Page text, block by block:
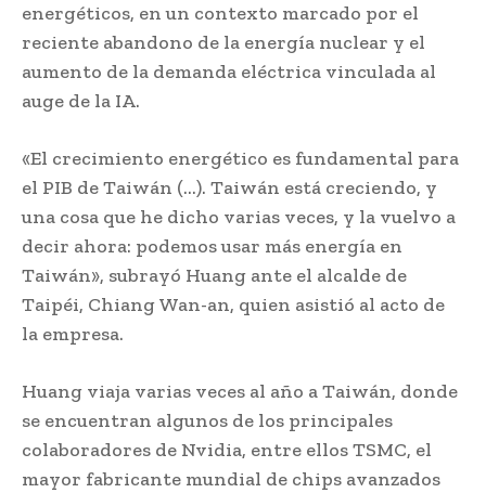
energéticos, en un contexto marcado por el
reciente abandono de la energía nuclear y el
aumento de la demanda eléctrica vinculada al
auge de la IA.
«El crecimiento energético es fundamental para
el PIB de Taiwán (…). Taiwán está creciendo, y
una cosa que he dicho varias veces, y la vuelvo a
decir ahora: podemos usar más energía en
Taiwán», subrayó Huang ante el alcalde de
Taipéi, Chiang Wan-an, quien asistió al acto de
la empresa.
Huang viaja varias veces al año a Taiwán, donde
se encuentran algunos de los principales
colaboradores de Nvidia, entre ellos TSMC, el
mayor fabricante mundial de chips avanzados